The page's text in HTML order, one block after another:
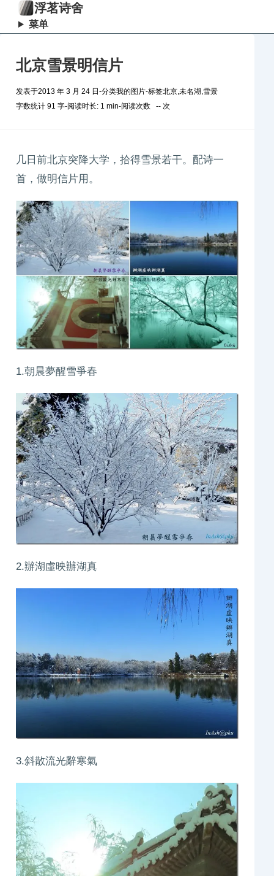
浮茗诗舍
菜单
北京雪景明信片
发表于2013 年 3 月 24 日 -分类我的图片-标签北京,未名湖,雪景
字数统计 91 字-阅读时长: 1 min-阅读次数 -- 次
几日前北京突降大学，拾得雪景若干。配诗一
首，做明信片用。
1.朝晨夢醒雪爭春
2.辦湖虛映辦湖真
3.斜散流光辭寒氣